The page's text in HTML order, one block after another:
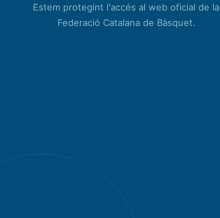
Estem protegint l'accés al web oficial de la
Federació Catalana de Bàsquet.